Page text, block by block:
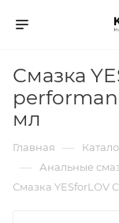
Смазка
мл
Главная —
— Анальные
Смазка YESforLOV